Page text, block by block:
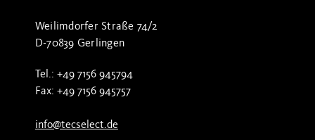
Weilimdorfer Straße 74/2
D-70839 Gerlingen
Tel.: +49 7156 945794
Fax: +49 7156 945757
info@tecselect.de